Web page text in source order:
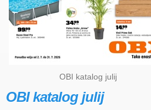
OBI katalog julij
OBI katalog julij